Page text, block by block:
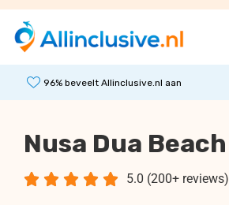
96% beveelt Allinclusive.nl aan
Nusa Dua
5.0 (200+ reviews)
    